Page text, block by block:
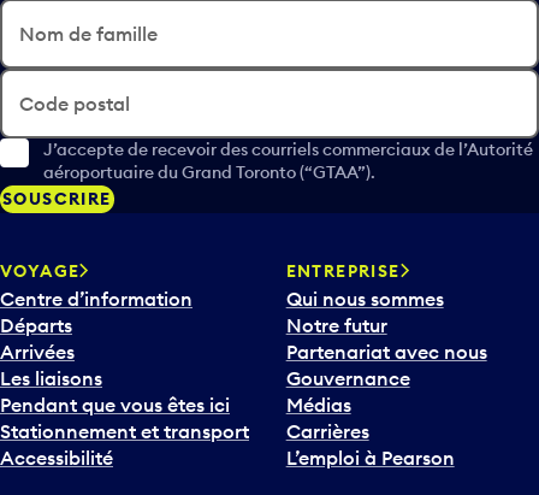
Nom de famille
Code postal
J’accepte de recevoir des courriels commerciaux de l’Autorité
aéroportuaire du Grand Toronto (“GTAA”).
SOUSCRIRE
VOYAGE
Centre d’information
Départs
Arrivées
Les liaisons
Pendant que vous êtes ici
Stationnement et transport
Accessibilité
ENTREPRISE
Qui nous sommes
Notre futur
Partenariat avec nous
Gouvernance
Médias
Carrières
L’emploi à Pearson